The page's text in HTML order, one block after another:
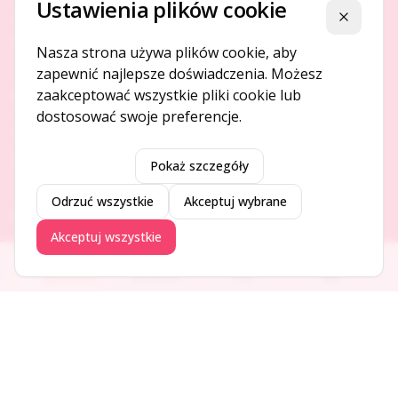
Platforma ogłoszeń i firm, która łączy ludzi i rozwija biznes
O NAS
DODAJ I PROMUJ
Dodaj ogłoszenie
Dodaj firmę
Ogłoszenia Aktualności Firmy Blog
Ustawienia plików cookie Zamknij
Nasza strona używa plików cookie, aby
zapewnić najlepsze doświadczenia. Możesz
zaakceptować wszystkie pliki cookie lub
dostosować swoje preferencje.
Pokaż szczegóły
Odrzuć wszystkie Akceptuj wybrane
Akceptuj wszystkie